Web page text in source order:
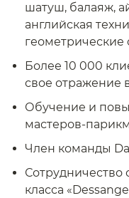
шатуш, балаяж,
английская
геометрические
Более 10 000
свое отражение
Обучение и
мастеров-
Член команды
класса